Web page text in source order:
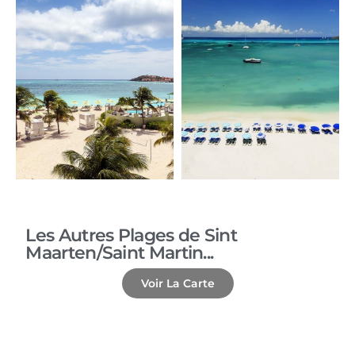
Les Autres Plages de Sint
Maarten/Saint Martin...
Voir La Carte